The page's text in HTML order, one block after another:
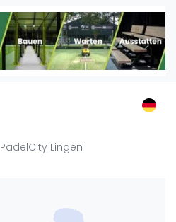
PadelCity Lingen